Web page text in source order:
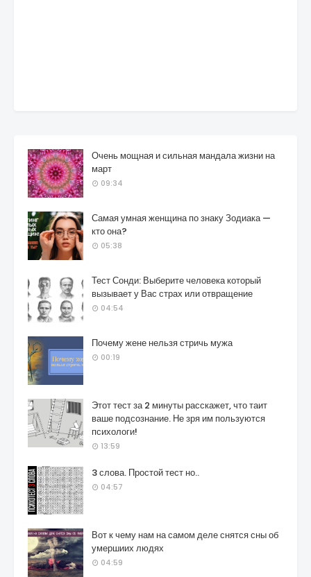
Очень мощная и сильная мандала жизни на
март
09:34
Самая умная женщина по знаку Зодиака —
кто она?
05:38
Тест Сонди: Выберите человека который
вызывает у Вас страх или отвращение
04:54
Почему жене нельзя стричь мужа
00:19
Этот тест за 2 минуты расскажет, что таит
ваше подсознание. Не зря им пользуются
психологи!
13:59
3 слова. Простой тест но..
04:57
Вот к чему нам на самом деле снятся сны об
умершиих людях
04:59